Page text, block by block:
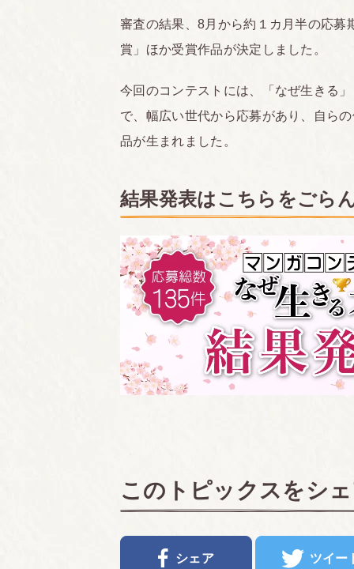
審査の結果、8月から約１カ月半の応
賞」ほか受賞作品が決定しました。
今回のコンテストには、「なぜ生きる
で、幅広い世代から応募があり、自ら
品が生まれました。
結果発表はこちらをごら
このトピックスをシ
シェア ツイー